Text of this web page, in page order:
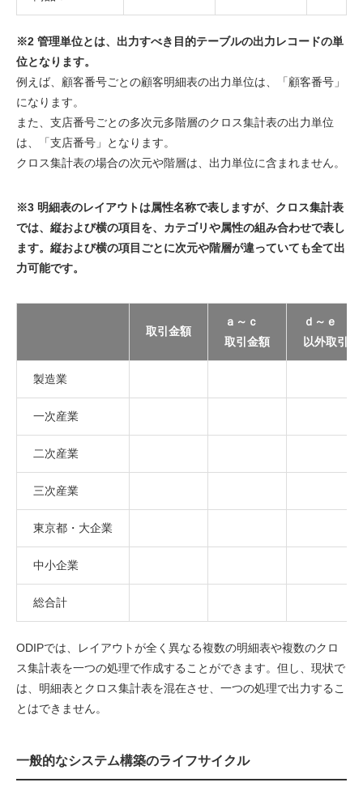
※2 管理単位とは、出力すべき目的テーブルの出力レコードの単
位となります。
例えば、顧客番号ごとの顧客明細表の出力単位は、「顧客番号」
になります。
また、支店番号ごとの多次元多階層のクロス集計表の出力単位
は、「支店番号」となります。
クロス集計表の場合の次元や階層は、出力単位に含まれません。
※3 明細表のレイアウトは属性名称で表しますが、クロス集計表
では、縦および横の項目を、カテゴリや属性の組み合わせで表し
ます。縦および横の項目ごとに次元や階層が違っていても全て出
力可能です。
取引金額
ａ～ｃ
取引金額
ｄ～ｅ
以外取引金
製造業
一次産業
二次産業
三次産業
東京都・大企業
中小企業
総合計
ODIPでは、レイアウトが全く異なる複数の明細表や複数のクロ
ス集計表を一つの処理で作成することができます。但し、現状で
は、明細表とクロス集計表を混在させ、一つの処理で出力するこ
とはできません。
一般的なシステム構築のライフサイクル